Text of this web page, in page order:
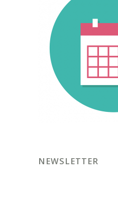
NEWSLETTER